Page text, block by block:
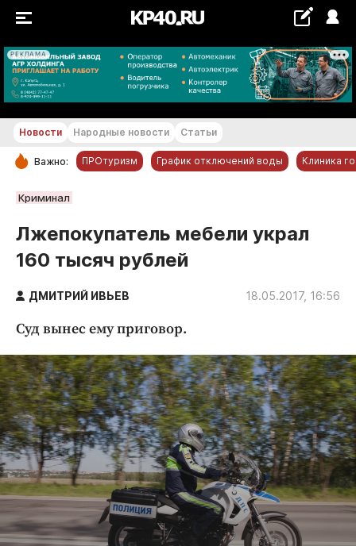
РЕКЛАМА
+24...+25 °С
РУБРИКИ
Новости компаний
Статьи
Народные новости
Благоустройство
Криминал
Культура
Недвижимость и ЖКХ
Образование
Общество
Погода
Праздники
Происшествия
Новости Народные новости Статьи
Важно: ПРОтуризм График отключений воды Клиника
Криминал
Лжепокупатель мебели украл
160 тысяч рублей
ДМИТРИЙ ИВЬЕВ 18.05.2017, 16:56
Суд вынес ему приговор.